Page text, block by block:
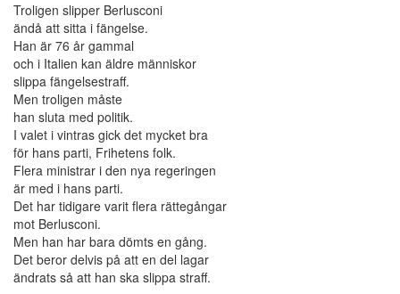
Troligen slipper Berlusconi
ändå att sitta i fängelse.
Han är 76 år gammal
och i Italien kan äldre människor
slippa fängelsestraff.
Men troligen måste
han sluta med politik.
I valet i vintras gick det mycket bra
för hans parti, Frihetens folk.
Flera ministrar i den nya regeringen
är med i hans parti.
Det har tidigare varit flera rättegångar
mot Berlusconi.
Men han har bara dömts en gång.
Det beror delvis på att en del lagar
ändrats så att han ska slippa straff.